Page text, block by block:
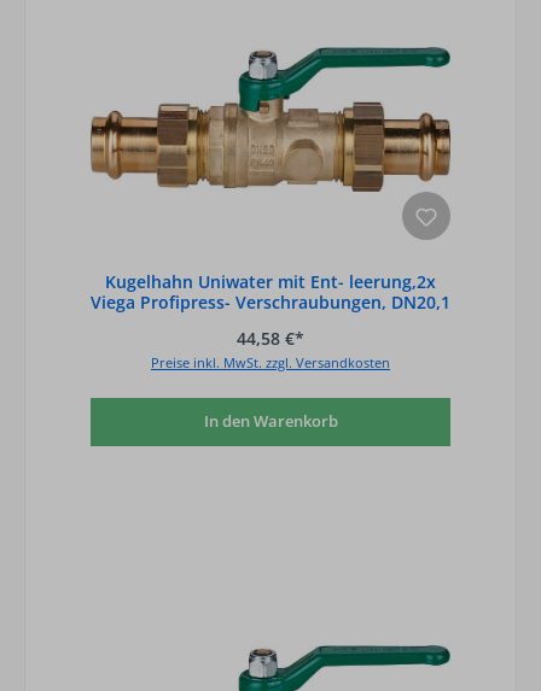
Kugelhahn Uniwater mit Ent- leerung,2x
Viega Profipress- Verschraubungen, DN20,1
44,58 €*
Preise inkl. MwSt. zzgl. Versandkosten
In den Warenkorb